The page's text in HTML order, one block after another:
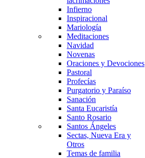
Infierno
Inspiracional
Mariología
Meditaciones
Navidad
Novenas
Oraciones y Devociones
Pastoral
Profecías
Purgatorio y Paraíso
Sanación
Santa Eucaristía
Santo Rosario
Santos Ángeles
Sectas, Nueva Era y
Otros
Temas de familia